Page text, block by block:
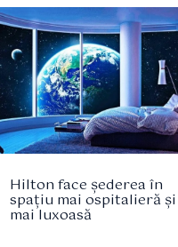
Hilton face șederea în
spațiu mai ospitalieră și
mai luxoasă